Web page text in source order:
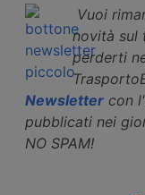
Vuoi
novità sul
perderti
Newsletter con
pubblicati nei
NO SPAM!